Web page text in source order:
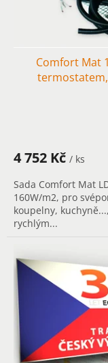
Comfort Mat
4 752 Kč / ks
Sada Comfort Mat
160W/m2, pro
koupelny,
rychlým...